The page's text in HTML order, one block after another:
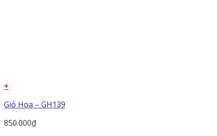
+
Giỏ Hoa – GH139
850.000₫